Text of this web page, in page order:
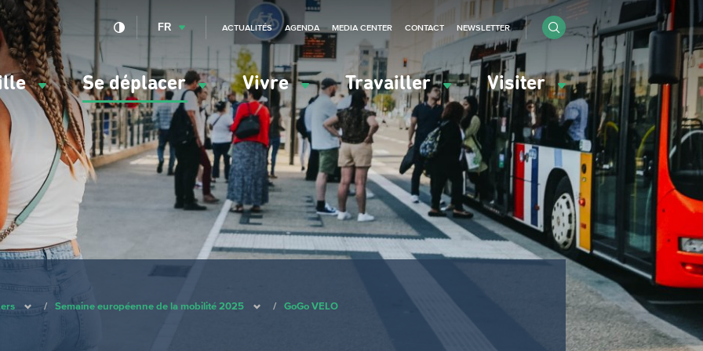
Se déplacer Vivre Travailler Visiter
FR ACTUALITÉS AGENDA MEDIA CENTER CONTACT NEWSLETTER
/ Semaine européenne de la mobilité 2025 / GoGo VELO